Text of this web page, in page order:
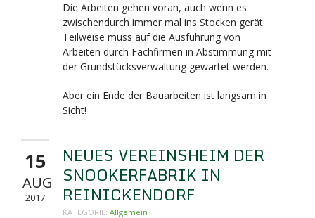
Die Arbeiten gehen voran, auch wenn es
zwischendurch immer mal ins Stocken gerät.
Teilweise muss auf die Ausführung von
Arbeiten durch Fachfirmen in Abstimmung mit
der Grundstücksverwaltung gewartet werden.
Aber ein Ende der Bauarbeiten ist langsam in
Sicht!
15
AUG
2017
NEUES VEREINSHEIM DER
SNOOKERFABRIK IN
REINICKENDORF
KATEGORIE: Allgemein